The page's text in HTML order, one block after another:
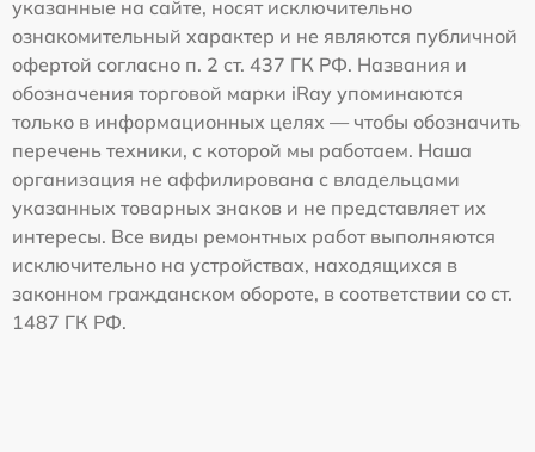
указанные на сайте, носят исключительно
ознакомительный характер и не являются публичной
офертой согласно п. 2 ст. 437 ГК РФ. Названия и
обозначения торговой марки iRay упоминаются
только в информационных целях — чтобы обозначить
перечень техники, с которой мы работаем. Наша
организация не аффилирована с владельцами
указанных товарных знаков и не представляет их
интересы. Все виды ремонтных работ выполняются
исключительно на устройствах, находящихся в
законном гражданском обороте, в соответствии со ст.
1487 ГК РФ.